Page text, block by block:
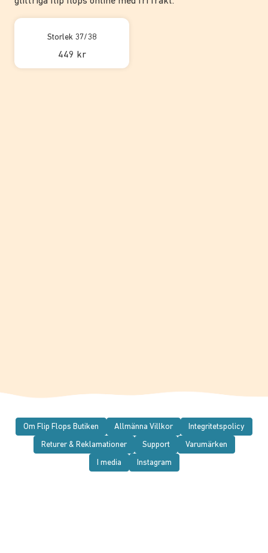
Storlek 37/38
449 kr
Om Flip Flops Butiken Allmänna Villkor
Integritetspolicy
Returer & Reklamationer
Support
Varumärken
I media
Instagram